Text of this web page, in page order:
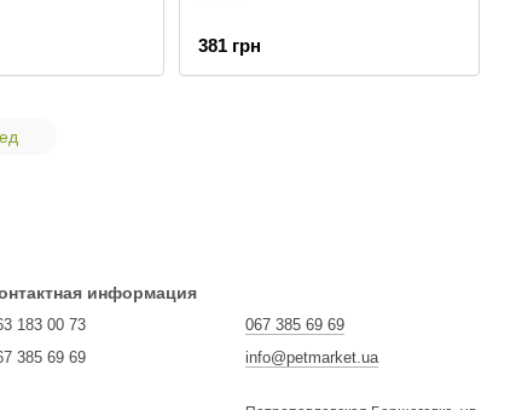
381 грн
информация
183 00 73
385 69 69
067 385 69 69
info@petmarket.ua